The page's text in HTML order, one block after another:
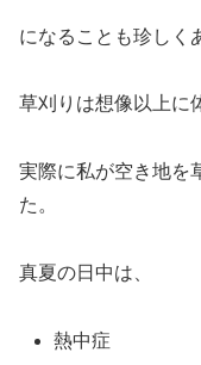
になることも珍しく
草刈りは想像以上に
実際に私が空き地を
た。
真夏の日中は、
熱中症